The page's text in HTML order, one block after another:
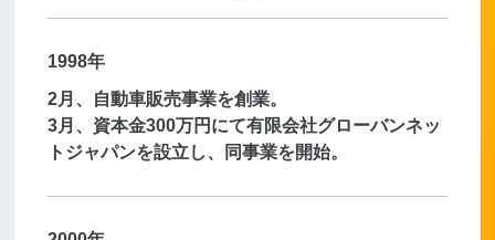
1998年
2月、自動車販売事業を創業。
3月、資本金300万円にて有限会社グローバンネッ
トジャパンを設立し、同事業を開始。